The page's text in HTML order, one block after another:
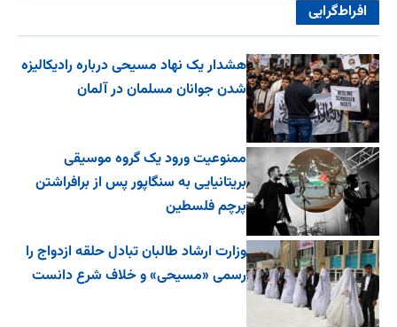
افراط‌گرایی
هشدار یک نهاد مسیحی درباره رادیکالیزه
شدن جوانان مسلمان در آلمان
ممنوعیت ورود یک گروه موسیقی
بریتانیایی به سنگاپور پس از برافراشتن
پرچم فلسطین
وزارت ارشاد طالبان تبادل حلقه ازدواج را
رسمی «مسیحی» و خلاف شرع دانست